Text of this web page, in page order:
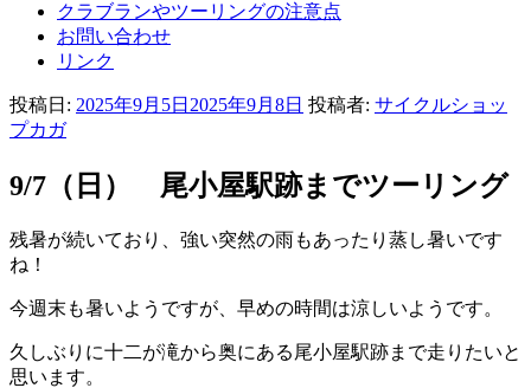
クラブランやツーリングの注意点
お問い合わせ
リンク
投稿日: 2025年9月5日 2025年9月8日 投稿者: サイクルショッ
プカガ
9/7（日） 尾小屋駅跡までツーリング
残暑が続いており、強い突然の雨もあったり蒸し暑いです
ね！
今週末も暑いようですが、早めの時間は涼しいようです。
久しぶりに十二が滝から奥にある尾小屋駅跡まで走りたいと
思います。